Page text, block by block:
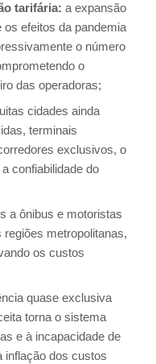
tarifária: a expansão
os efeitos da pandemia
o número
o
das operadoras;
cidades ainda
terminais
exclusivos, o
confiabilidade do
a ônibus e motoristas
metropolitanas,
os custos
quase exclusiva
torna o sistema
e à incapacidade de
inflação dos custos